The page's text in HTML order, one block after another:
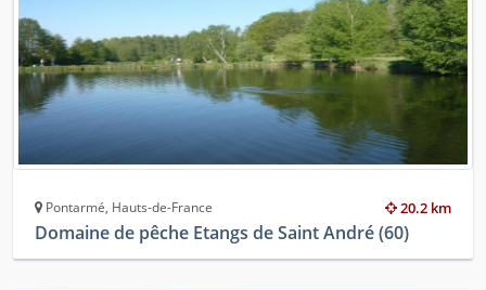
20.2 km
Pontarmé, Hauts-de-France
Domaine de pêche Etangs de Saint André (60)